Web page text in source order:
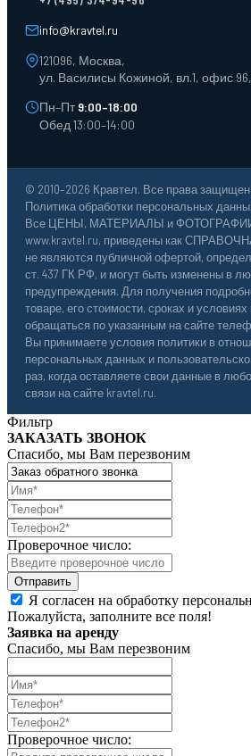
Тележки для склада
info@kravtel.ru
121096, Москва,
ул. Василисы Кожиной, вл.1, офис
Пн–Пт9:00–18:00
Обед 13:00–14:00
© 2010–2026 Кравтел. Все права
Политика обработки персональных
Все ЦЕНЫ, МАТЕРИАЛЫ и ФОТОГРАФИИ,
www.kravtel.ru, приведены как
не являются публичной офертой,
ст. 437 ГК РФ, и могут быть изменены в
предупреждения. Для получения
товаре, его стоимости, сроках и
обращаться по указанным на сайте
Вы принимаете условия политики в
персональных данных и
раз, когда оставляете свои данные в
связи на сайте kravtel.ru.
Фильтр
ЗАКАЗАТЬ ЗВОНОК
Спасибо, мы Вам перезвоним
Проверочное число:
Я согласен на обработку
Пожалуйста, заполните все поля!
Заявка на аренду
Спасибо, мы Вам перезвоним
Проверочное число: